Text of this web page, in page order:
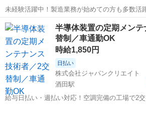
未経験活躍中！製造業務が始めての方も多数活
ルーム完備！空調完備で快適に働けます◎／20
在籍中 ＼株式会社ジャパンクリエイトの強み／ 【製造・物流に特化し
た圧倒的な専門性】 ジ...
山形 酒田駅 工場
半導体装置の定期メン
替制／車通勤OK
時給1,850円
日払い
株式会社ジャパンクリエイト
酒田駅
給与日払い・週払い対応！空調完備の工場で2